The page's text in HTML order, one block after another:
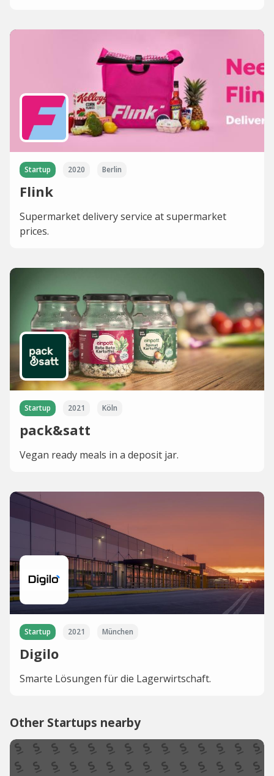
Startup 2020 Berlin
Flink
Supermarket delivery service at supermarket
prices.
Startup 2021 Köln
pack&satt
Vegan ready meals in a deposit jar.
Startup 2021 München
Digilo
Smarte Lösungen für die Lagerwirtschaft.
Other Startups nearby